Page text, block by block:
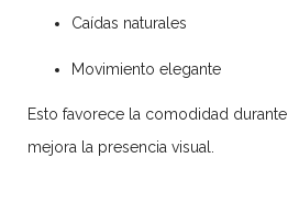
Caídas naturales
Movimiento elegante
Esto favorece la comodidad
mejora la presencia visual.